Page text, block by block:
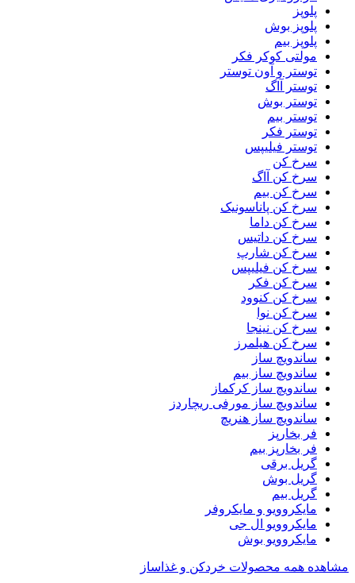
پلوپز
پلوپز بوش
پلوپز بیم
مولتی کوکر فکر
توستر و آون توستر
توستر آاگ
توستر بوش
توستر بیم
توستر فکر
توستر فیلیپس
سرخ کن
سرخ کن آاگ
سرخ کن بیم
سرخ کن پاناسونیک
سرخ کن داما
سرخ کن داتیس
سرخ کن شارپ
سرخ کن فیلیپس
سرخ کن فکر
سرخ کن کنوود
سرخ کن نوا
سرخ کن نینجا
سرخ کن هیلمرز
ساندویچ ساز
ساندویچ ساز بیم
ساندویچ ساز کرکماز
ساندویچ ساز مورفی ریچاردز
ساندویچ ساز هنریچ
فر بخارپز
فر بخارپز بیم
گریل برقی
گریل بوش
گریل بیم
مایکروویو و مایکروفر
مایکروویو ال جی
مایکروویو بوش
مشاهده همه محصولات خردکن و غذاساز